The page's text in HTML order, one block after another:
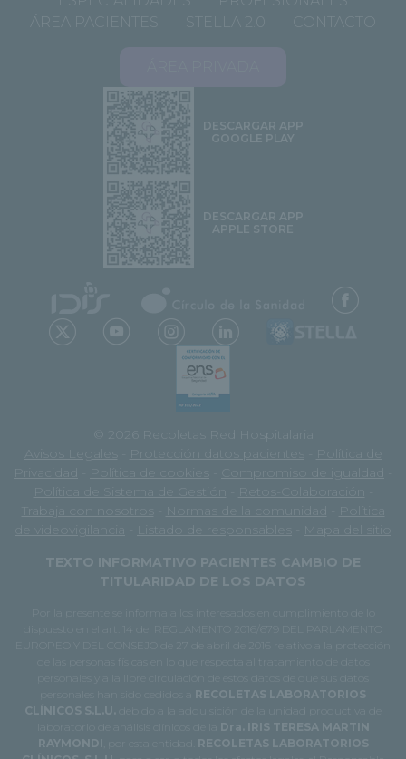
ÁREA PACIENTES
STELLA 2.0 CONTACTO
DESCARGAR APP
GOOGLE PLAY
DESCARGAR APP
APPLE STORE
© 2026 Recoletas Red Hospitalaria
Avisos Legales
Protección datos pacientes
Política de
Privacidad
Política de cookies Compromiso de igualdad
Política de Sistema de Gestión
Retos-Colaboración
Trabaja con nosotros
Normas de la comunidad
Política
de videovigilancia
Listado de responsables
Mapa del sitio
TEXTO INFORMATIVO PACIENTES CAMBIO DE
TITULARIDAD DE LOS DATOS
Por la presente se informa a los interesados en cumplimiento de lo
dispuesto en el art. 14 del REGLAMENTO 2016/679 DEL PARLAMENTO
EUROPEO Y DEL CONSEJO de 27 de abril de 2016 relativo a la protección
de las personas físicas en lo que respecta al tratamiento de datos
personales y a la libre circulación de estos datos de que sus datos
RECOLETAS LABORATORIOS
CLÍNICOS S.L.U.
debido a la adquisición de la unidad productiva de
laboratorio de análisis clínicos de la Dra. IRIS TERESA MARTIN
RAYMONDI , por esta entidad. RECOLETAS LABORATORIOS